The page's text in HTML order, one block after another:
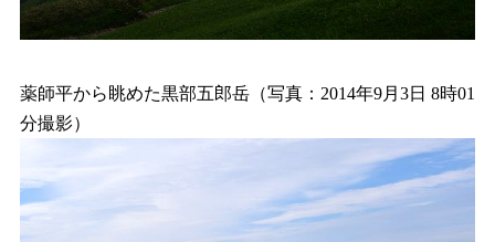
薬師平から眺めた黒部五郎岳（写真：2014年9月3日 8時01
分撮影）